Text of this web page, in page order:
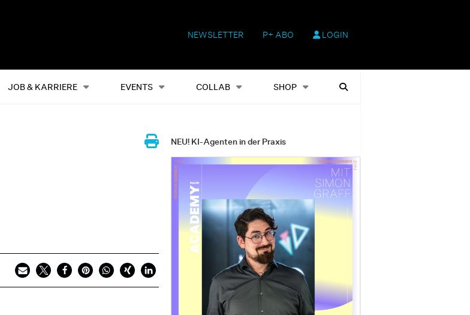
NEWSLETTER P+ ABO LOGIN
JOB & KARRIERE EVENTS COLLAB SHOP
Alles Events Shop Heftausgaben Suchen
NEU! KI-Agenten in der Praxis